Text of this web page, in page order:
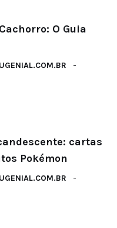
O Guia
cartas
Pokémon